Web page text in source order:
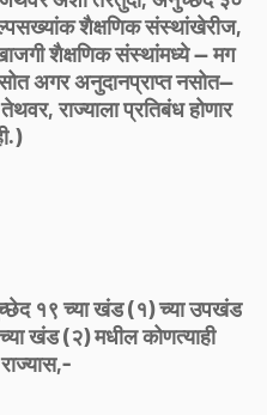
शैक्षणिक संस्थांखेरीज,
शैक्षणिक संस्थांमध्ये -- मग
अगर अनुदानप्राप्त नसोत--
राज्याला प्रतिबंध होणार
१९ च्या खंड (१) च्या उपखंड
खंड (२) मधील कोणत्याही